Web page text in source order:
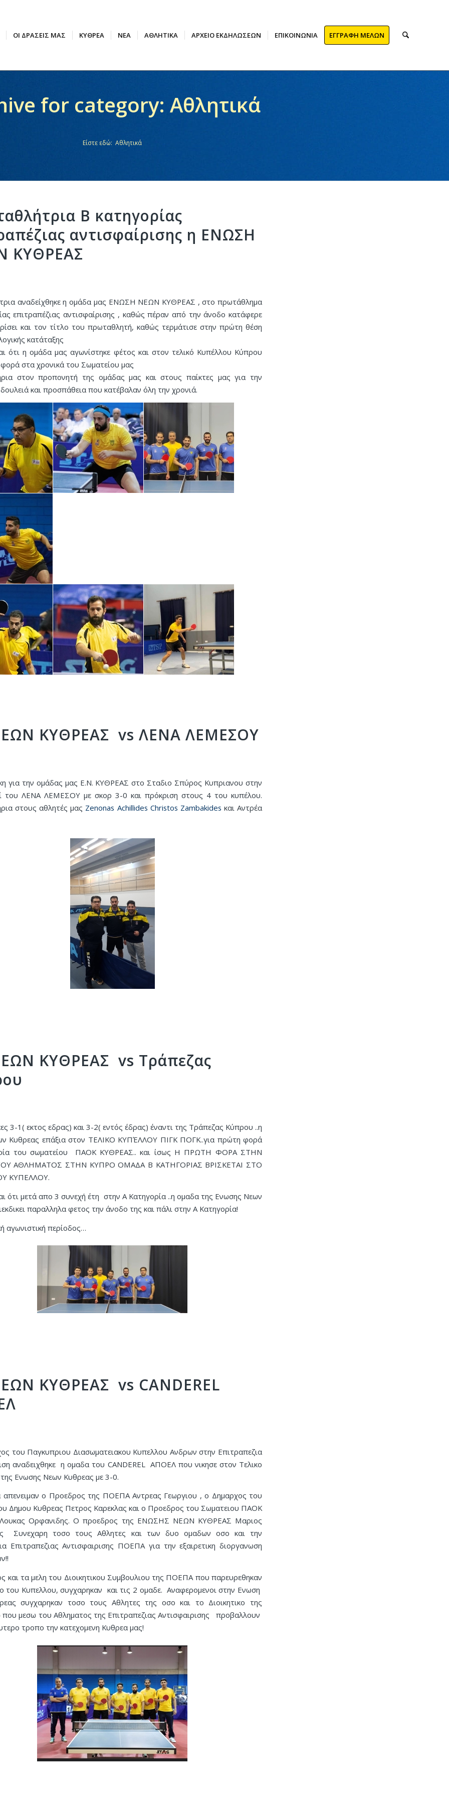
ΟΙ ΔΡΑΣΕΙΣ ΜΑΣ ΚΥΘΡΕΑ ΝΈΑ ΑΘΛΗΤΙΚΆ ΑΡΧΕΊΟ ΕΚΔΗΛΏΣΕΩΝ ΕΠΙΚΟΙΝΩΝΊΑ ΕΓΓΡΑΦΗ ΜΕΛΩΝ
for category: Αθλητικά
Είστε εδώ: Αθλητικά
Β κατηγορίας
αντισφαίρισης η ΕΝΩΣΗ
ΚΥΘΡΕΑΣ
αναδείχθηκε η ομάδα μας ΕΝΩΣΗ ΝΕΩΝ ΚΥΘΡΕΑΣ , στο πρωτάθλημα
επιτραπέζιας αντισφαίρισης , καθώς πέραν από την άνοδο κατάφερε
και τον τίτλο του πρωταθλητή, καθώς τερμάτισε στην πρώτη θέση
κατάταξης
ότι η ομάδα μας αγωνίστηκε φέτος και στον τελικό Κυπέλλου Κύπρου
στα χρονικά του Σωματείου μας
στον προπονητή της ομάδας μας και στους παίκτες μας για την
δουλειά και προσπάθεια που κατέβαλαν όλη την χρονιά.
ΚΥΘΡΕΑΣ vs ΛΕΝΑ ΛΕΜΕΣΟΥ
για την ομάδας μας Ε.Ν. ΚΥΘΡΕΑΣ στο Σταδιο Σπύρος Κυπριανου στην
του ΛΕΝΑ ΛΕΜΕΣΟΥ με σκορ 3-0 και πρόκριση στους 4 του κυπέλου.
στους αθλητές μας Zenonas Achillides Christos Zambakides και Αντρέα
ΚΥΘΡΕΑΣ vs Τράπεζας
3-1( εκτος εδρας) και 3-2( εντός έδρας) έναντι της Τράπεζας Κύπρου ..η
Κυθρεας επάξια στον ΤΕΛΙΚΟ ΚΥΠΈΛΛΟΥ ΠΙΓΚ ΠΟΓΚ..για πρώτη φορά
του σωματείου ΠΑΟΚ ΚΥΘΡΕΑΣ.. και ίσως Η ΠΡΩΤΗ ΦΟΡΑ ΣΤΗΝ
ΑΘΛΗΜΑΤΟΣ ΣΤΗΝ ΚΥΠΡΟ ΟΜΑΔΑ Β ΚΑΤΗΓΟΡΙΑΣ ΒΡΙΣΚΕΤΑΙ ΣΤΟ
ΚΥΠΕΛΛΟΥ.
ότι μετά απο 3 συνεχή έτη στην Α Κατηγορία ..η ομαδα της Ενωσης Νεων
παραλληλα φετος την άνοδο της και πάλι στην Α Κατηγορία!
αγωνιστική περίοδος…
ΚΥΘΡΕΑΣ vs CANDEREL
του Παγκυπριου Διασωματειακου Κυπελλου Ανδρων στην Επιτραπεζια
αναδειχθηκε η ομαδα του CANDEREL ΑΠΟΕΛ που νικησε στον Τελικο
Ενωσης Νεων Κυθρεας με 3-0.
απενειμαν ο Προεδρος της ΠΟΕΠΑ Αντρεας Γεωργιου , ο Δημαρχος του
Δημου Κυθρεας Πετρος Καρεκλας και ο Προεδρος του Σωματειου ΠΑΟΚ
Ορφανιδης. Ο προεδρος της ΕΝΩΣΗΣ ΝΕΩΝ ΚΥΘΡΕΑΣ Μαριος
Συνεχαρη τοσο τους Αθλητες και των δυο ομαδων οσο και την
Επιτραπεζιας Αντισφαιρισης ΠΟΕΠΑ για την εξαιρετικη διοργανωση
και τα μελη του Διοικητικου Συμβουλιου της ΠΟΕΠΑ που παρευρεθηκαν
του Κυπελλου, συγχαρηκαν και τις 2 ομαδε. Αναφερομενοι στην Ενωση
συγχαρηκαν τοσο τους Αθλητες της οσο και το Διοικητικο της
που μεσω του Αθληματος της Επιτραπεζιας Αντισφαιρισης προβαλλουν
τροπο την κατεχομενη Κυθρεα μας!